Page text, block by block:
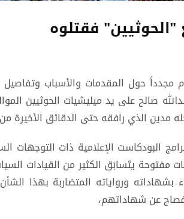
فقتلوه
مجدداً حول المقدمات والأسباب وتفاصيل
صالح على يد ميليشيات الحوثيين
مدين الذي رافقه حتى الدقائق الأخيرة
البودكاست الإعلامية ذات التوجهات
مفتوحة يتَسابَق الكثير من القيادات
بشهاداته ورواياته المتضاربة بهذا
عن شهاداتهم،